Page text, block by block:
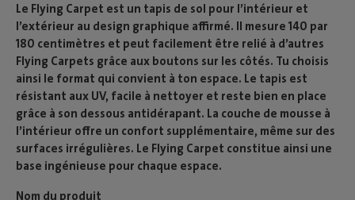
Le Flying Carpet est un tapis de sol pour l’intérieur et
l’extérieur au design graphique affirmé. Il mesure 140 par
180 centimètres et peut facilement être relié à d’autres
Flying Carpets grâce aux boutons sur les côtés. Tu choisis
ainsi le format qui convient à ton espace. Le tapis est
résistant aux UV, facile à nettoyer et reste bien en place
grâce à son dessous antidérapant. La couche de mousse à
l’intérieur offre un confort supplémentaire, même sur des
surfaces irrégulières. Le Flying Carpet constitue ainsi une
base ingénieuse pour chaque espace.
Nom du produit